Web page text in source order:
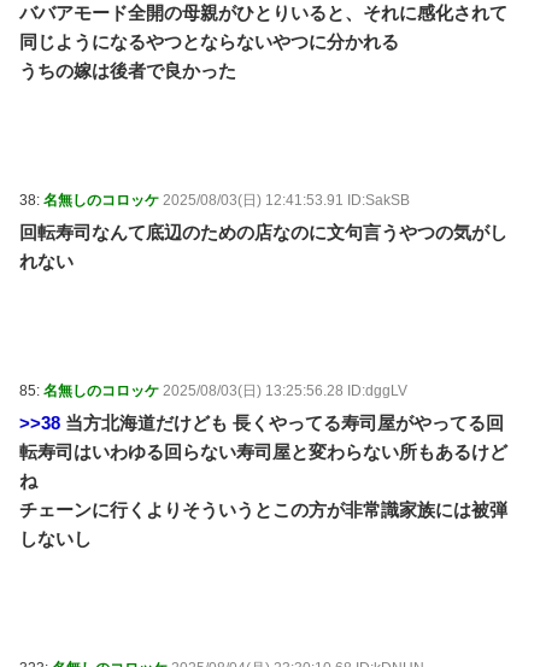
ババアモード全開の母親がひとりいると、それに感化されて
同じようになるやつとならないやつに分かれる
うちの嫁は後者で良かった
38: 名無しのコロッケ 2025/08/03(日) 12:41:53.91 ID:SakSB
回転寿司なんて底辺のための店なのに文句言うやつの気がし
れない
85: 名無しのコロッケ 2025/08/03(日) 13:25:56.28 ID:dggLV
>>38 当方北海道だけども 長くやってる寿司屋がやってる回
転寿司はいわゆる回らない寿司屋と変わらない所もあるけど
ね
チェーンに行くよりそういうとこの方が非常識家族には被弾
しないし